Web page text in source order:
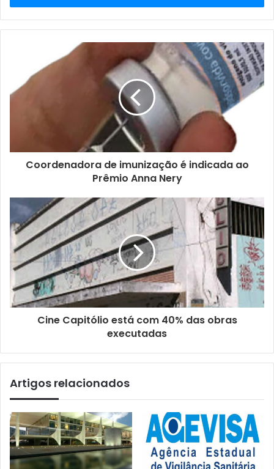
de
email
Coordenadora de imunização é indicada ao
Prêmio Anna Nery
Cine Capitólio está com 40% das obras
executadas
Artigos relacionados